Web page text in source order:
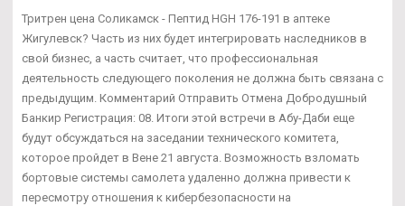
Тритрен цена Соликамск - Пептид HGH 176-191 в аптеке
Жигулевск? Часть из них будет интегрировать наследников в
свой бизнес, а часть считает, что профессиональная
деятельность следующего поколения не должна быть связана с
предыдущим. Комментарий Отправить Отмена Добродушный
Банкир Регистрация: 08. Итоги этой встречи в Абу-Даби еще
будут обсуждаться на заседании технического комитета,
которое пройдет в Вене 21 августа. Возможность взломать
бортовые системы самолета удаленно должна привести к
пересмотру отношения к кибербезопасности на